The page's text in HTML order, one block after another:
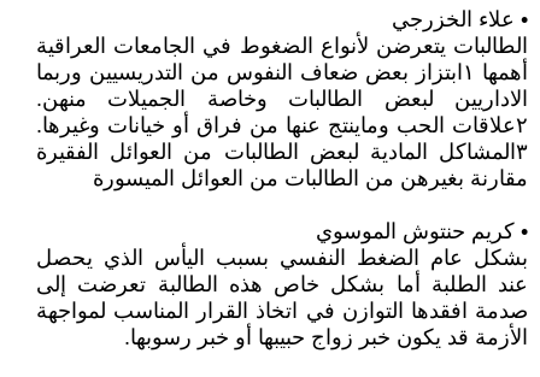
• علاء الخزرجي
الطالبات يتعرضن لأنواع الضغوط في الجامعات العراقية
أهمها ١ابتزاز بعض ضعاف النفوس من التدريسيين وربما
الاداريين لبعض الطالبات وخاصة الجميلات منهن.
٢علاقات الحب وماينتج عنها من فراق أو خيانات وغيرها.
٣المشاكل المادية لبعض الطالبات من العوائل الفقيرة
مقارنة بغيرهن من الطالبات من العوائل الميسورة
• كريم حنتوش الموسوي
بشكل عام الضغط النفسي بسبب اليأس الذي يحصل
عند الطلبة أما بشكل خاص هذه الطالبة تعرضت إلى
صدمة افقدها التوازن في اتخاذ القرار المناسب لمواجهة
الأزمة قد يكون خبر زواج حبيبها أو خبر رسوبها.